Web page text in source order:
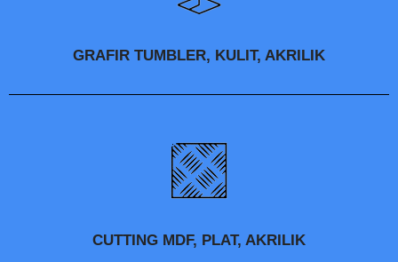
GRAFIR TUMBLER, KULIT, AKRILIK
CUTTING MDF, PLAT, AKRILIK